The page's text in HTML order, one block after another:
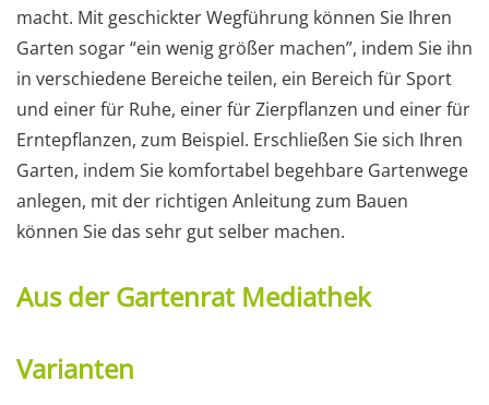
macht. Mit geschickter Wegführung können Sie Ihren
Garten sogar “ein wenig größer machen”, indem Sie ihn
in verschiedene Bereiche teilen, ein Bereich für Sport
und einer für Ruhe, einer für Zierpflanzen und einer für
Erntepflanzen, zum Beispiel. Erschließen Sie sich Ihren
Garten, indem Sie komfortabel begehbare Gartenwege
anlegen, mit der richtigen Anleitung zum Bauen
können Sie das sehr gut selber machen.
Aus der Gartenrat Mediathek
Varianten